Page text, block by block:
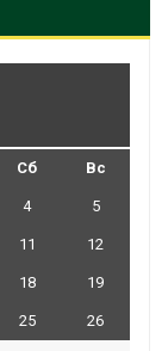
Сб Вс
4 5
11 12
18 19
25 26